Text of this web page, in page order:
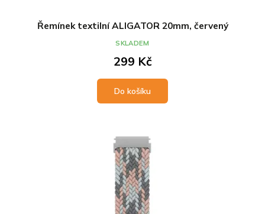
Řemínek textilní ALIGATOR 20mm, červený
299 Kč
Do košíku
SKLADEM